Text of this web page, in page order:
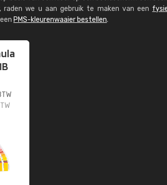
raden we u aan gebruik te maken van een
PMS-kleurenwaaier bestellen.